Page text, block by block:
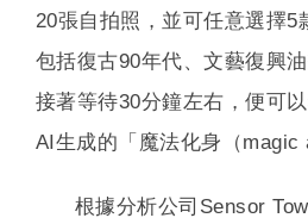
20張自拍照，並可任意選擇5
包括復古90年代、文藝復興
接著等待30分鐘左右，便可
AI生成的「魔法化身（magic
根據分析公司Sensor